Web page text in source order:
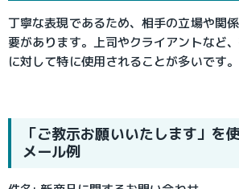
丁寧な表現であるため、相手の立場や関
要があります。上司やクライアントなど
に対して特に使用されることが多いです。
「ご教示お願いいたします」を
メール例